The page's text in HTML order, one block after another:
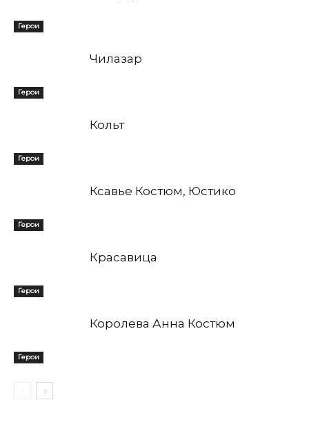
Герои
Герои
Чилазар
Герои
Кольт
Герои
Ксавье Костюм, Юстико
Герои
Красавица
Герои
Королева Анна Костюм